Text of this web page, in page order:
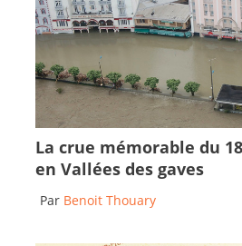
La crue mémorable du
en Vallées des gaves
Par Benoit Thouary